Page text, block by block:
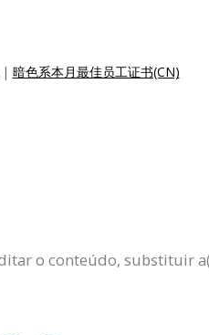
| 暗色系本月最佳员工证书(CN)
o conteúdo, substituir